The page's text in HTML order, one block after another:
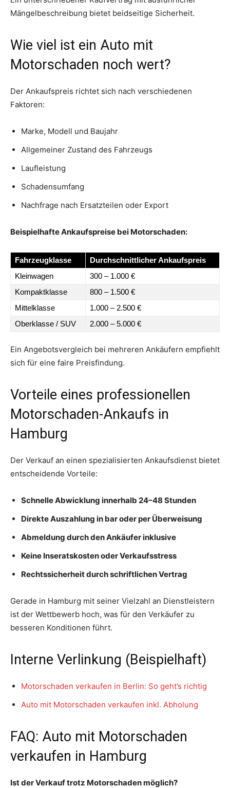
Mängelbeschreibung bietet beidseitige Sicherheit.
Wie viel ist ein Auto mit
Motorschaden noch wert?
Der Ankaufspreis richtet sich nach verschiedenen
Faktoren:
Marke, Modell und Baujahr
Allgemeiner Zustand des Fahrzeugs
Laufleistung
Schadensumfang
Nachfrage nach Ersatzteilen oder Export
Beispielhafte Ankaufspreise bei Motorschaden:
Fahrzeugklasse
Durchschnittlicher Ankaufspreis
Kleinwagen
300 – 1.000 €
Kompaktklasse
800 – 1.500 €
Mittelklasse
1.000 – 2.500 €
Oberklasse / SUV
2.000 – 5.000 €
Ein Angebotsvergleich bei mehreren Ankäufern empfiehlt
sich für eine faire Preisfindung.
Vorteile eines professionellen
Motorschaden-Ankaufs in
Hamburg
Der Verkauf an einen spezialisierten Ankaufsdienst bietet
entscheidende Vorteile:
Schnelle Abwicklung innerhalb 24–48 Stunden
Direkte Auszahlung in bar oder per Überweisung
Abmeldung durch den Ankäufer inklusive
Keine Inseratskosten oder Verkaufsstress
Rechtssicherheit durch schriftlichen Vertrag
Gerade in Hamburg mit seiner Vielzahl an Dienstleistern
ist der Wettbewerb hoch, was für den Verkäufer zu
besseren Konditionen führt.
Interne Verlinkung (Beispielhaft)
Motorschaden verkaufen in Berlin: So geht’s richtig
Auto mit Motorschaden verkaufen inkl. Abholung
FAQ: Auto mit Motorschaden
verkaufen in Hamburg
Ist der Verkauf trotz Motorschaden möglich?